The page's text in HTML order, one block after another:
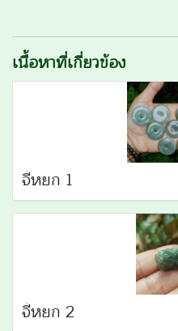
เนื้อหาที่เกี่ยวข้อง
จี้หยก 1
จี้หยก 2